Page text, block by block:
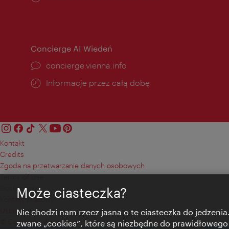
Concierge AI Wiedeń
concierge.vienna.info
Informacje przez całą dobę
Kontakt
Credits
Zgoda na przetwarzanie danych osobowych
Terms of Use
Dostępność
Kontakt prasowy
Ustawienia cookies
© Copyright Wien Tourismus
Może ciasteczka?
Nie chodzi nam rzecz jasna o te ciasteczka do
zwane „cookies”, które są niezbędne do